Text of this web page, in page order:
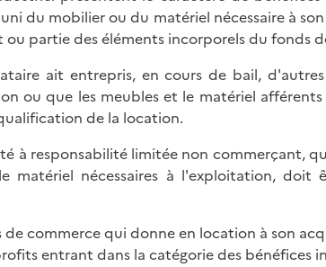
du mobilier ou du matériel nécessaire à
partie des éléments incorporels du fonds
ait entrepris, en cours de bail,
ou que les meubles et le matériel
de la location.
à responsabilité limitée non commerçant,
matériel nécessaires à l'exploitation, doit
commerce qui donne en location à son
entrant dans la catégorie des bénéfices